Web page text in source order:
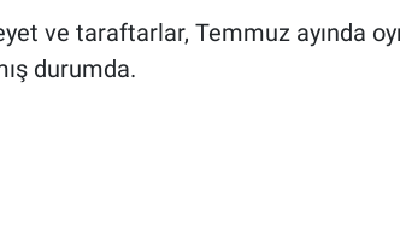
ve taraftarlar, Temmuz ayında
durumda.